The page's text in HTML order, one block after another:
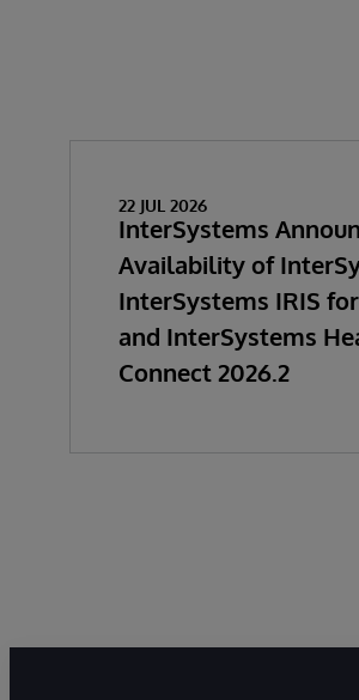
22 JUL 2026
InterSystems
Availability of
InterSystems IRIS
and InterSystems
Connect 2026.2